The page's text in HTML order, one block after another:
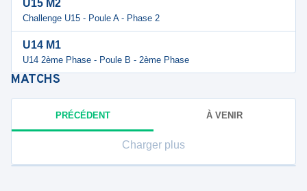
U15 M2
Challenge U15 - Poule A - Phase 2
U14 M1
U14 2ème Phase - Poule B - 2ème Phase
MATCHS
PRÉCÉDENT À VENIR
Charger plus